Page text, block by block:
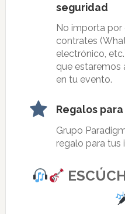
seguridad
No importa por
contrates
electrónico,
que estaremos
en tu evento.
Regalos
Grupo
regalo para tus